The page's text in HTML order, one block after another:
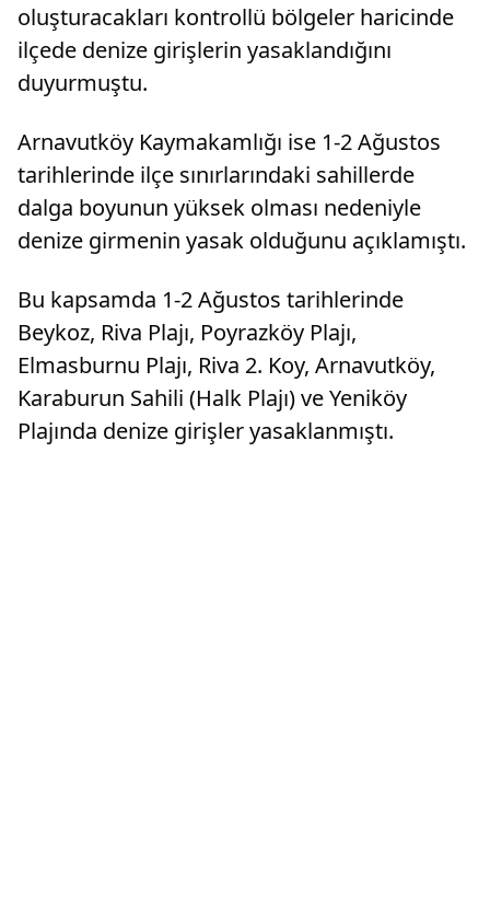
oluşturacakları kontrollü bölgeler haricinde
ilçede denize girişlerin yasaklandığını
duyurmuştu.
Arnavutköy Kaymakamlığı ise 1-2 Ağustos
tarihlerinde ilçe sınırlarındaki sahillerde
dalga boyunun yüksek olması nedeniyle
denize girmenin yasak olduğunu açıklamıştı.
Bu kapsamda 1-2 Ağustos tarihlerinde
Beykoz, Riva Plajı, Poyrazköy Plajı,
Elmasburnu Plajı, Riva 2. Koy, Arnavutköy,
Karaburun Sahili (Halk Plajı) ve Yeniköy
Plajında denize girişler yasaklanmıştı.